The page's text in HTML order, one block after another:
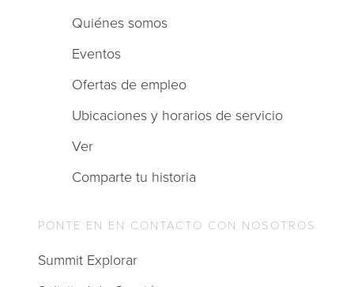
Quiénes somos
Eventos
Ofertas de empleo
Ubicaciones y horarios de servicio
Ver
Comparte tu historia
PONTE EN EN CONTACTO CON NOSOTROS
Summit Explorar